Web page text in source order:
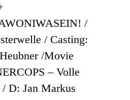
/
/ Casting:
/Movie
– Volle
D: Jan Markus